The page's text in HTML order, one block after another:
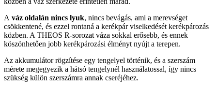
A váz oldalán nincs lyuk, nincs bevágás, ami a merevséget
csökkentené, és ezzel rontaná a kerékpár viselkedését kerékpározás
közben. A THEOS R-sorozat váza sokkal erősebb, és ennek
köszönhetően jobb kerékpározási élményt nyújt a terepen.
Az akkumulátor rögzítése egy tengelyel történik, és a szerszám
mérete megegyezik a hátsó tengelynél használatossal, így nincs
szükség külön szerszámra annak cseréjéhez.